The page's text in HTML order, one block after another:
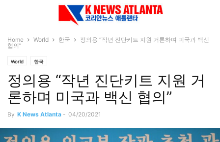
Home World 한국
정의용 “작년 진단키트 지원 거론하며 미국과 백신
협의”
World 한국
정의용 “작년 진단키트 지원 거
론하며 미국과 백신 협의”
By K News Atlanta - 04/20/2021